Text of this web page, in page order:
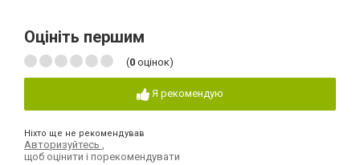
Оцініть першим
(0 оцінок)
Я рекомендую
Ніхто ще не рекомендував
Авторизуйтесь
щоб оцінити і порекомендувати